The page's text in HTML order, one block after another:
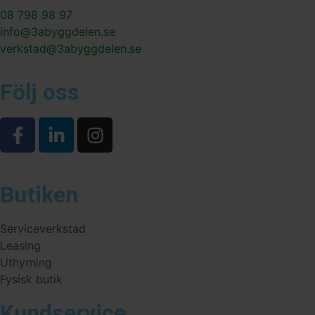
08 798 98 97
info@3abyggdelen.se
verkstad@3abyggdelen.se
Följ oss
Butiken
Serviceverkstad
Leasing
Uthyrning
Fysisk butik